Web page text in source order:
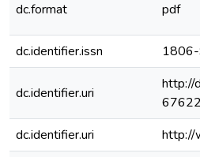
dc.format pdf
dc.identifier.issn
dc.identifier.uri
http://
dc.identifier.uri
http://